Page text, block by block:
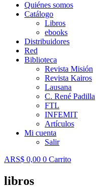
Quiénes somos
Catálogo
Libros
ebooks
Distribuidores
Red
Biblioteca
Revista Misión
Revista Kairos
Lausana
C. René Padilla
FTL
INFEMIT
Artículos
Mi cuenta
Salir
ARS$ 0,00 0 Carrito
libros